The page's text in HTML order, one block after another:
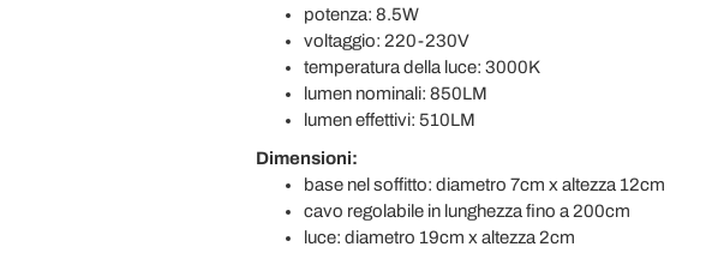
potenza: 8.5W
voltaggio: 220-230V
temperatura della luce: 3000K
lumen nominali: 850LM
lumen effettivi: 510LM
Dimensioni:
base nel soffitto: diametro 7cm x altezza 12cm
cavo regolabile in lunghezza fino a 200cm
luce: diametro 19cm x altezza 2cm